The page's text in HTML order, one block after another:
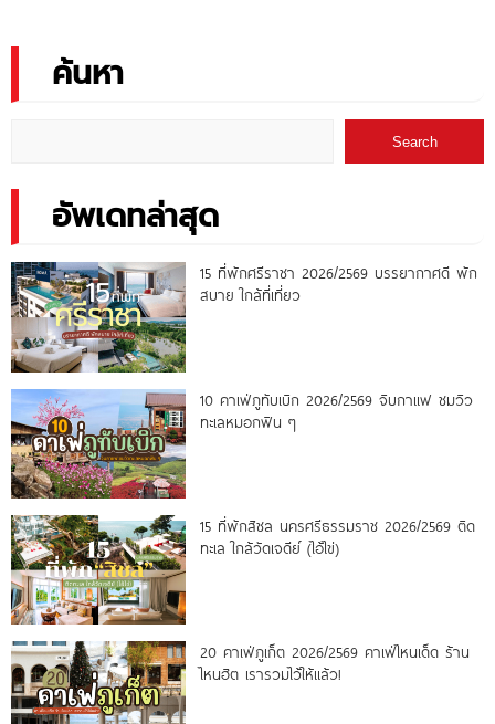
ค้นหา
Search
อัพเดทล่าสุด
15 ที่พักศรีราชา 2026/2569 บรรยากาศดี พัก
สบาย ใกล้ที่เที่ยว
10 คาเฟ่ภูทับเบิก 2026/2569 จิบกาแฟ ชมวิว
ทะเลหมอกฟิน ๆ
15 ที่พักสิชล นครศรีธรรมราช 2026/2569 ติด
ทะเล ใกล้วัดเจดีย์ (ไอ้ไข่)
20 คาเฟ่ภูเก็ต 2026/2569 คาเฟ่ไหนเด็ด ร้าน
ไหนฮิต เรารวมไว้ให้แล้ว!